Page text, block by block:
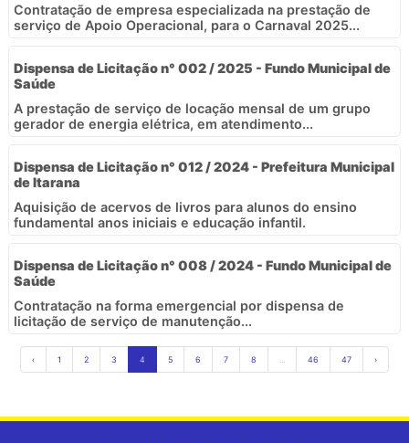
Contratação de empresa especializada na prestação de
serviço de Apoio Operacional, para o Carnaval 2025...
Dispensa de Licitação n° 002 / 2025 - Fundo Municipal de
Saúde
A prestação de serviço de locação mensal de um grupo
gerador de energia elétrica, em atendimento...
Dispensa de Licitação n° 012 / 2024 - Prefeitura Municipal
de Itarana
Aquisição de acervos de livros para alunos do ensino
fundamental anos iniciais e educação infantil.
Dispensa de Licitação n° 008 / 2024 - Fundo Municipal de
Saúde
Contratação na forma emergencial por dispensa de
licitação de serviço de manutenção...
‹ 1 2 3 4 5 6 7 8 46 47 ›